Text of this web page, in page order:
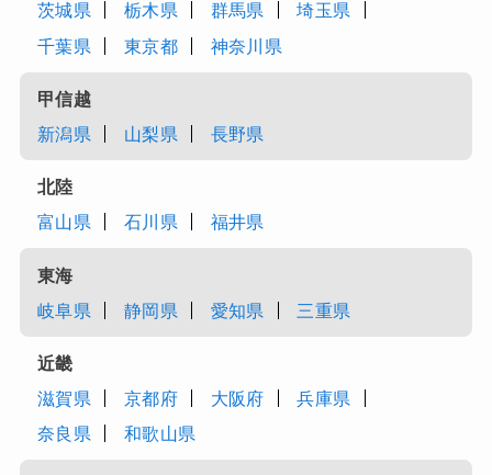
茨城県
栃木県 群馬県
埼玉県
千葉県
東京都 神奈川県
甲信越
新潟県
山梨県 長野県
北陸
富山県
石川県 福井県
東海
岐阜県
静岡県 愛知県 三重県
近畿
滋賀県
京都府 大阪府
兵庫県
奈良県
和歌山県